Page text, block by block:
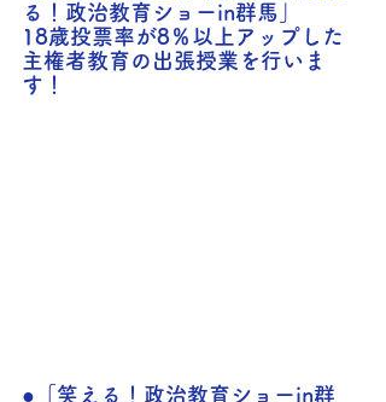
る！政治教育ショーin群馬」
18歳投票率が8％以上アップした
主権者教育の出張授業を行いま
す！
●「笑える！政治教育ショーin群